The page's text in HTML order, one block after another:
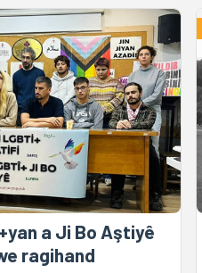
a Ji Bo Aştiyê
ragihand